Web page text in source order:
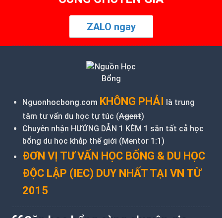
ZALO ngay
Nguonhocbong.com KHÔNG PHẢI
là trung
tâm tư vấn du học tự túc (Agent)
Chuyên nhận HƯỚNG DẪN 1 KÈM 1 săn tất cả học
bổng du học khắp thế giới (Mentor 1:1)
ĐƠN VỊ TƯ VẤN HỌC BỔNG & DU HỌC
ĐỘC LẬP (IEC) DUY NHẤT TẠI VN TỪ
2015